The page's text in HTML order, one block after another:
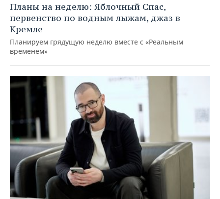
Планы на неделю: Яблочный Спас,
первенство по водным лыжам, джаз в
Кремле
Планируем грядущую неделю вместе с «Реальным
временем»